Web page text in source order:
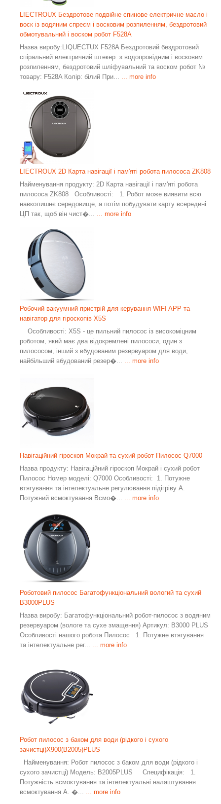
LIECTROUX Бездротове подвійне спинове електричне масло і
воск із водяним спреєм і восковим розпиленням, бездротовий
обмотувальний і воском робот F528A
Назва виробу:LIQUECTUX F528A Бездротовий бездротовий
спіральний електричний штекер з водопровідним і восковим
розпиленням, бездротовий шліфувальний та воском робот №
товару: F528A Колір: білий При...
... more info
LIECTROUX 2D Карта навігації і пам'яті робота пилососа ZK808
Найменування продукту: 2D Карта навігації і пам'яті робота
пилососа ZK808 Особливості: 1. Робот може виявити всю
навколишнє середовище, а потім побудувати карту всередині
ЦП так, щоб він чист�...
... more info
Робочий вакуумний пристрій для керування WIFI APP та
навігатор для гіроскопів X5S
Особливості: X5S - це пильний пилосос із високоміцним
роботом, який має два відокремлені пилососи, один з
пилососом, інший з вбудованим резервуаром для води,
найбільший вбудований резер�...
... more info
Навігаційний гіроскоп Мокрай та сухий робот Пилосос Q7000
Назва продукту: Навігаційний гіроскоп Мокрай і сухий робот
Пилосос Номер моделі: Q7000 Особливості: 1. Потужне
втягування та інтелектуальне регулювання підігріву А.
Потужний всмоктування Всмо�...
... more info
Роботовий пилосос Багатофункціональний вологий та сухий
B3000PLUS
Назва виробу: Багатофункціональний робот-пилосос з водяним
резервуаром (вологе та сухе змащення) Артикул: B3000 PLUS
Особливості нашого робота Пилосос 1. Потужне втягування
та інтелектуальне рег...
... more info
Робот пилосос з баком для води (рідкого і сухого
зачистці)X900(B2005)PLUS
Найменування: Робот пилосос з баком для води (рідкого і
сухого зачистці) Модель: B2005PLUS Специфікація: 1.
Потужність всмоктування та інтелектуальні налаштування
всмоктування A. �...
... more info